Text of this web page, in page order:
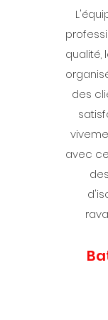
qualité,
des
avec